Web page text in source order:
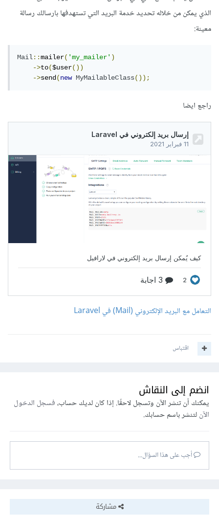
الذي يمكن من خلاله تحديد خدمة البريد التي تستهدفها بارسالك رسالة
معينة:
Mail::mailer('my_mailer')
->to($user())
->send(new MyMailableClass());
راجع ايضا
التعامل مع البريد الإلكتروني (Mail) في Laravel
اقتباس
انضم إلى النقاش
يمكنك أن تنشر الآن وتسجل لاحقًا. إذا كان لديك حساب،فسجل الدخول
الآنلتنشر باسم حسابك.
أجب على هذا السؤال...
مشاركة